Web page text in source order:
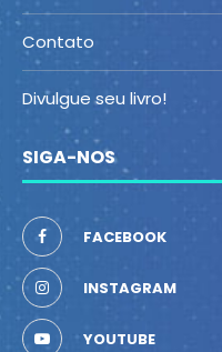
Contato
Divulgue seu livro!
SIGA-NOS
FACEBOOK
INSTAGRAM
YOUTUBE